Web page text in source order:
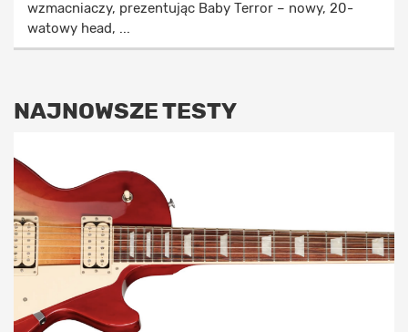
wzmacniaczy, prezentując Baby Terror – nowy, 20-
watowy head, ...
NAJNOWSZE TESTY